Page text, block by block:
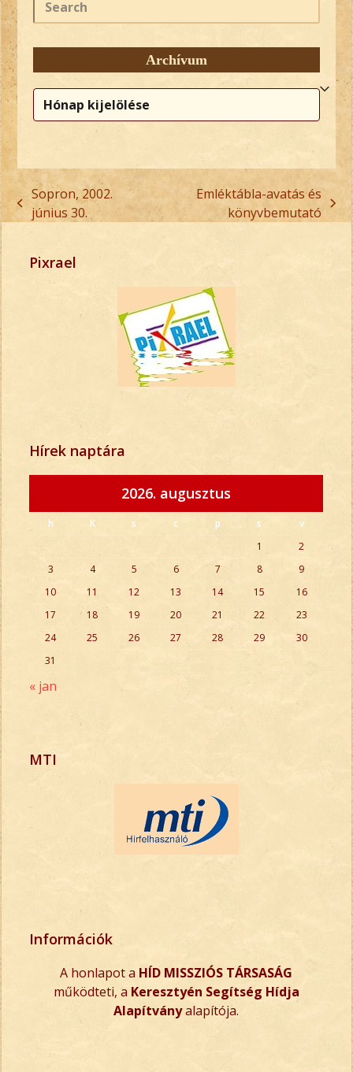
Archívum
Archívum
previous
post:
Sopron, 2002.
június 30.
next
Emléktábla-avatás és
könyvbemutató
Pixrael
Hírek naptára
2026. augusztus
h K s c p s
v
1
2
3
4 5 6 7 8
9
10
11 12 13 14 15
16
17
18 19 20 21 22
23
24
25 26 27 28 29
30
31
« jan
MTI
Információk
A honlapot a HÍD MISSZIÓS TÁRSASÁG
működteti, a Keresztyén Segítség Hídja
Alapítványalapítója.